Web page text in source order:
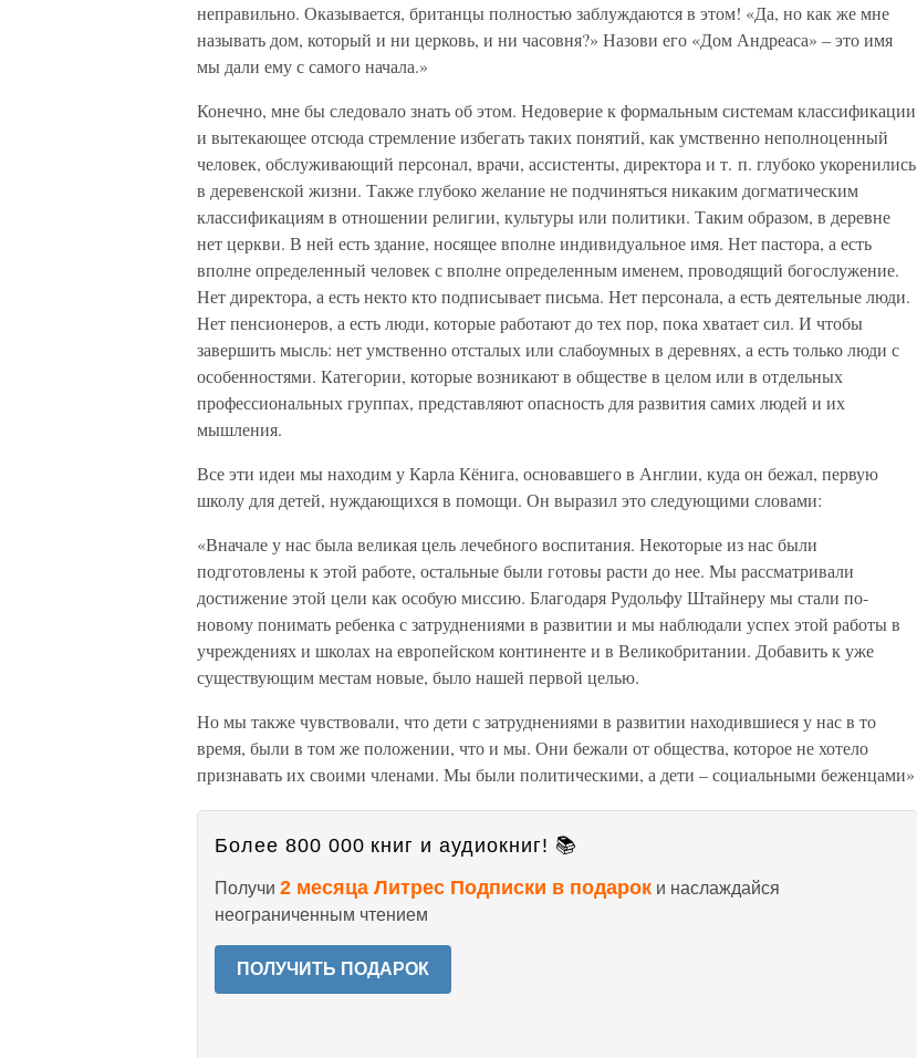
неправильно. Оказывается, британцы полностью заблуждаются в этом! «Да, но как же мне
называть дом, который и ни церковь, и ни часовня?» Назови его «Дом Андреаса» – это имя
мы дали ему с самого начала.»
Конечно, мне бы следовало знать об этом. Недоверие к формальным системам классификации
и вытекающее отсюда стремление избегать таких понятий, как умственно неполноценный
человек, обслуживающий персонал, врачи, ассистенты, директора и т. п. глубоко укоренились
в деревенской жизни. Также глубоко желание не подчиняться никаким догматическим
классификациям в отношении религии, культуры или политики. Таким образом, в деревне
нет церкви. В ней есть здание, носящее вполне индивидуальное имя. Нет пастора, а есть
вполне определенный человек с вполне определенным именем, проводящий богослужение.
Нет директора, а есть некто кто подписывает письма. Нет персонала, а есть деятельные люди.
Нет пенсионеров, а есть люди, которые работают до тех пор, пока хватает сил. И чтобы
завершить мысль: нет умственно отсталых или слабоумных в деревнях, а есть только люди с
особенностями. Категории, которые возникают в обществе в целом или в отдельных
профессиональных группах, представляют опасность для развития самих людей и их
мышления.
Все эти идеи мы находим у Карла Кёнига, основавшего в Англии, куда он бежал, первую
школу для детей, нуждающихся в помощи. Он выразил это следующими словами:
«Вначале у нас была великая цель лечебного воспитания. Некоторые из нас были
подготовлены к этой работе, остальные были готовы расти до нее. Мы рассматривали
достижение этой цели как особую миссию. Благодаря Рудольфу Штайнеру мы стали по-
новому понимать ребенка с затруднениями в развитии и мы наблюдали успех этой работы в
учреждениях и школах на европейском континенте и в Великобритании. Добавить к уже
существующим местам новые, было нашей первой целью.
Но мы также чувствовали, что дети с затруднениями в развитии находившиеся у нас в то
время, были в том же положении, что и мы. Они бежали от общества, которое не хотело
признавать их своими членами. Мы были политическими, а дети – социальными беженцами»
Более 800 000 книг и аудиокниг! 📚
Получи 2 месяца Литрес Подписки в подарок и наслаждайся
неограниченным чтением
ПОЛУЧИТЬ ПОДАРОК